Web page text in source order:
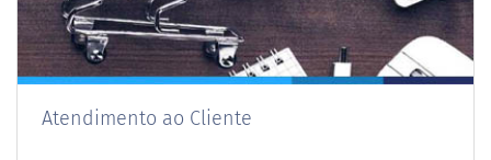
Atendimento ao Cliente